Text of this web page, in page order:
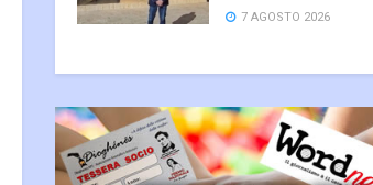
7 AGOSTO 2026